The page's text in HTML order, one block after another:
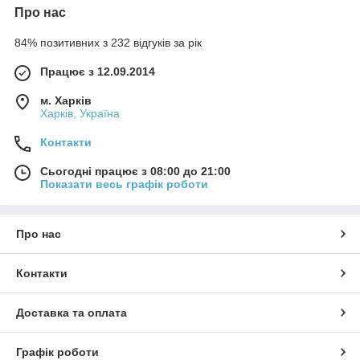
Про нас
84% позитивних з 232 відгуків за рік
Працює з 12.09.2014
м. Харків
Харків, Україна
Контакти
Сьогодні працює з 08:00 до 21:00
Показати весь графік роботи
Про нас
Контакти
Доставка та оплата
Графік роботи